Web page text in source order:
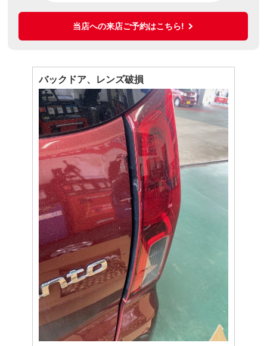
当店への来店ご予約はこちら!
バックドア、レンズ破損